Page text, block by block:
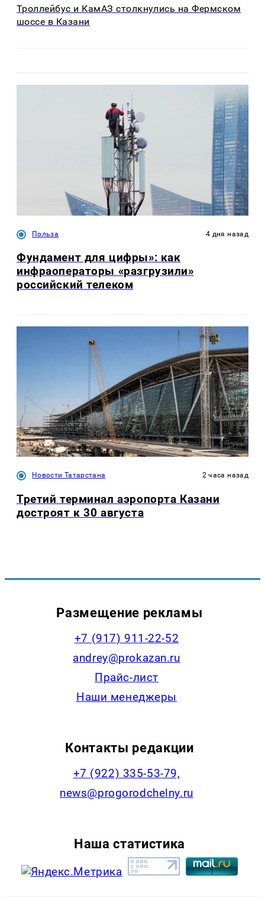
Троллейбус и КамАЗ столкнулись на Фермском
шоссе в Казани
Польза 4 дня назад
Фундамент для цифры»: как
инфраоператоры «разгрузили»
российский телеком
Новости Татарстана 2 часа назад
Третий терминал аэропорта Казани
достроят к 30 августа
Размещение рекламы
+7 (917) 911-22-52
andrey@prokazan.ru
Прайс-лист
Наши менеджеры
Контакты редакции
+7 (922) 335-53-79,
news@progorodchelny.ru
Наша статистика